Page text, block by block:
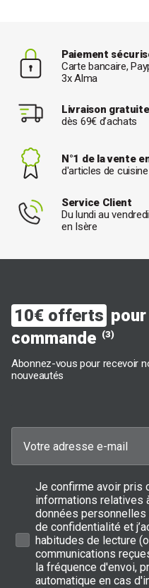
Paiement
Carte bancaire,
3x Alma
Livraison gratuite
dès 69€ d’achats
N°1 de la vente
d'articles de
Service Client
Du lundi au
en Isère
10€ offerts
commande (3)
Abonnez-vous pour recevoir
nouveautés
Je confirme avoir pris
informations relatives
données
de confidentialité et
habitudes de lecture
communications
la fréquence d'envoi,
automatique en cas